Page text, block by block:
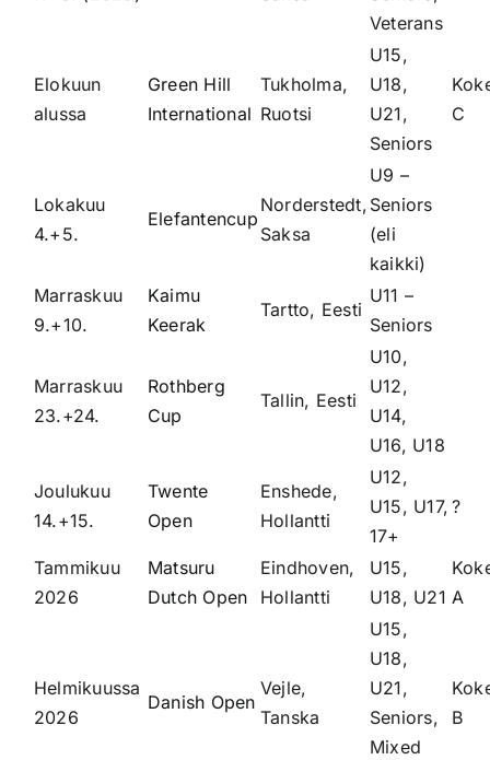
Veterans
Elokuun
alussa
Green Hill
International
Tukholma,
Ruotsi
U15,
U18,
U21,
Seniors
C
Lokakuu
4.+5.
Elefantencup
Norderstedt,
Saksa
U9 –
Seniors
(eli
kaikki)
Marraskuu
9.+10.
Kaimu
Keerak
Tartto, Eesti
U11 –
Seniors
Marraskuu
23.+24.
Rothberg
Cup
Tallin, Eesti
U10,
U12,
U14,
U16, U18
Joulukuu
14.+15.
Twente
Open
Enshede,
Hollantti
U12,
U15, U17,
17+
?
Tammikuu
2026
Matsuru
Dutch Open
Eindhoven,
Hollantti
U15,
U18, U21 A
Helmikuussa
2026
Danish Open
Vejle,
Tanska
U15,
U18,
U21,
Seniors,
Mixed
B